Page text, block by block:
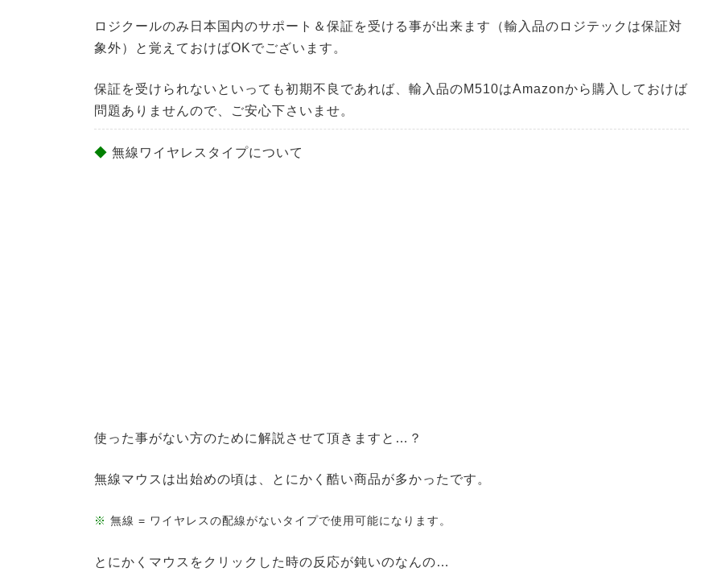
ロジクールのみ日本国内のサポート＆保証を受ける事が出来ます（輸入品のロジテックは保証対
象外）と覚えておけばOKでございます。
保証を受けられないといっても初期不良であれば、輸入品のM510はAmazonから購入しておけば
問題ありませんので、ご安心下さいませ。
◆ 無線ワイヤレスタイプについて
使った事がない方のために解説させて頂きますと…？
無線マウスは出始めの頃は、とにかく酷い商品が多かったです。
※ 無線 = ワイヤレスの配線がないタイプで使用可能になります。
とにかくマウスをクリックした時の反応が鈍いのなんの…